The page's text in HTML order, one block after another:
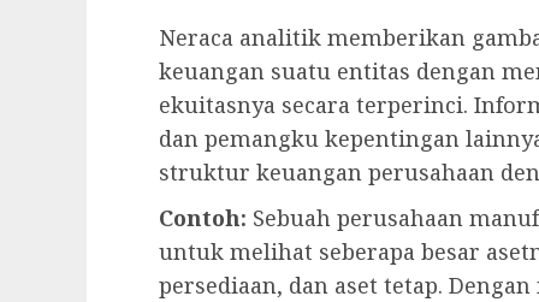
Neraca analitik memberikan
keuangan suatu entitas dengan
ekuitasnya secara terperinci.
dan pemangku kepentingan
struktur keuangan perusahaan
Contoh: Sebuah perusahaan
untuk melihat seberapa besar
persediaan, dan aset tetap.